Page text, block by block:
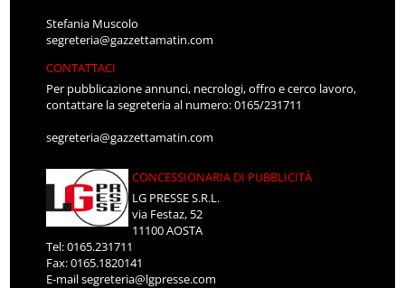
Stefania Muscolo
segreteria@gazzettamatin.com
CONTATTACI
Per pubblicazione annunci, necrologi, offro e cerco lavoro,
contattare la segreteria al numero: 0165/231711
segreteria@gazzettamatin.com
CONCESSIONARIA DI PUBBLICITÀ
LG PRESSE S.R.L.
via Festaz, 52
11100 AOSTA
Tel: 0165.231711
Fax: 0165.1820141
E-mailsegreteria@lgpresse.com